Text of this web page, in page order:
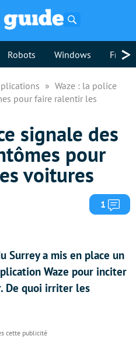
Robots Windows >
Waze : la police
pour faire ralentir les
signale des
pour
voitures
1
Surrey a mis en place un
Waze pour inciter
De quoi irriter les